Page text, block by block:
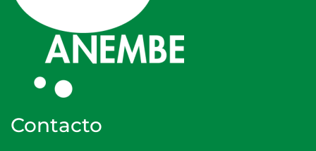
Contacto